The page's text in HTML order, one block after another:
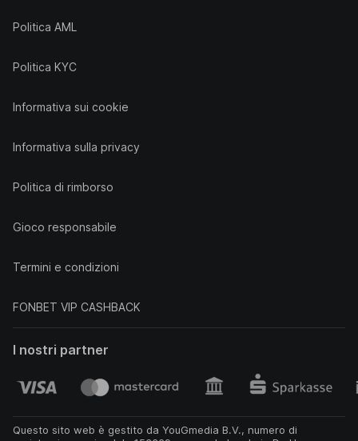
Politica AML
Politica KYC
Informativa sui cookie
Informativa sulla privacy
Politica di rimborso
Gioco responsabile
Termini e condizioni
FONBET VIP CASHBACK
I nostri partner
Questo sito web è gestito da YouGmedia B.V., numero di